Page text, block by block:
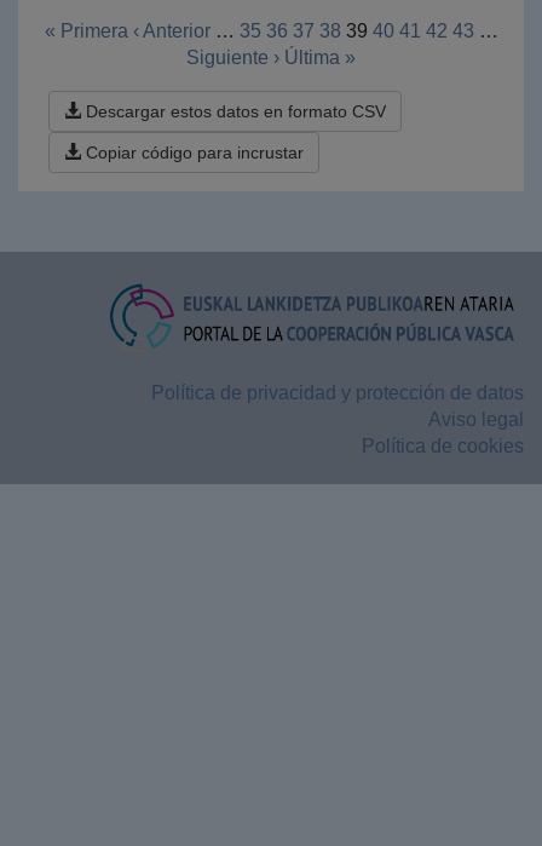
« Primera ‹ Anterior … 35 36 37 38 39 40 41 42 43 …
Siguiente › Última »
Descargar estos datos en formato CSV
Copiar código para incrustar
Política de privacidad y protección de datos
Aviso legal
Política de cookies